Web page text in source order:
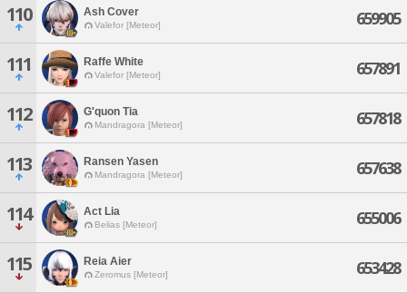
110 Ash Cover
Valefor [Meteor] 659905
111 Raffe White
Valefor [Meteor] 657891
112 G'quon Tia
Mandragora [Meteor] 657818
113 Ransen Yasen
Mandragora [Meteor] 657638
114 Act Lia
Belias [Meteor] 655006
115 Reia Aier
Zeromus [Meteor] 653428